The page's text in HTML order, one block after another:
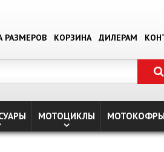
РАЗМЕРОВ КОРЗИНА ДИЛЕРАМ
МОТОЦИКЛЫ МОТОКОФРЫ